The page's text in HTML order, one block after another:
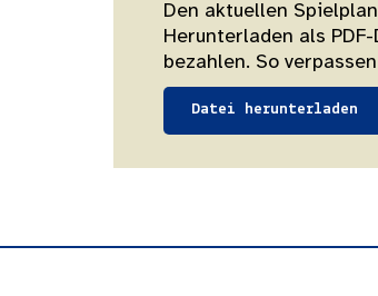
Den aktuellen
Herunterladen als
bezahlen. So
Datei herunterladen